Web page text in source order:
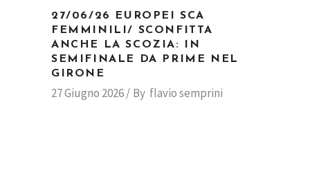
27/06/26 EUROPEI SCA
FEMMINILI/ SCONFITTA
ANCHE LA SCOZIA: IN
SEMIFINALE DA PRIME NEL
GIRONE
27 Giugno 2026 By flavio semprini